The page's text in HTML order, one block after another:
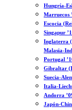
Hungría-
Marruecos
Escocia
Singapur
Inglaterra
Malasia-
Portugal
Gibraltar
Suecia-
Italia-
Andorra
Japón-